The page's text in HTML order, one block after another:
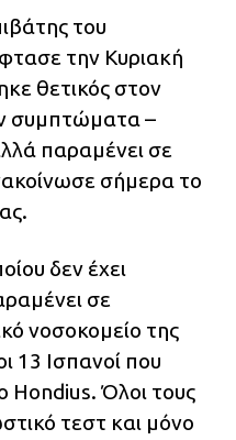
του
την Κυριακή
θετικός στον
συμπτώματα –
παραμένει σε
σήμερα το
δεν έχει
σε
νοσοκομείο της
13 Ισπανοί που
Όλοι τους
τεστ και μόνο